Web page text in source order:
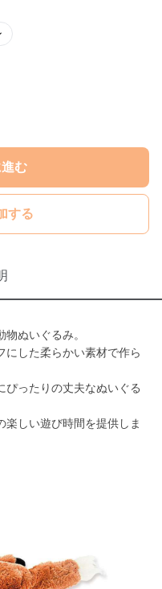
む
する
ぬいぐるみ。
にした柔らかい素材で作ら
ぴったりの丈夫なぬいぐる
しい遊び時間を提供しま